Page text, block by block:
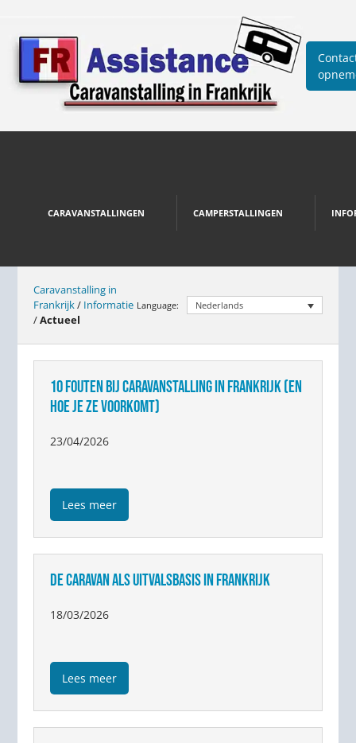
CARAVANSTALLINGEN CAMPERSTALLINGEN
Caravanstalling in
Frankrijk/ Informatie
/Actueel
Language: Nederlands
10 FOUTEN BIJ CARAVANSTALLING IN FRANKRIJK (EN
HOE JE ZE VOORKOMT)
23/04/2026
Lees meer
DE CARAVAN ALS UITVALSBASIS IN FRANKRIJK
18/03/2026
Lees meer